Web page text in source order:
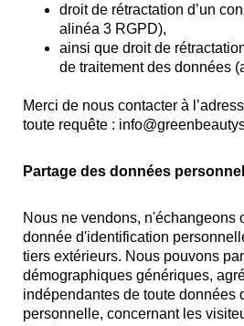
droit de rétractation d’un
alinéa 3 RGPD),
ainsi que droit de
de traitement des données
Merci de nous contacter à
toute requête :
Partage des données
Nous ne vendons, n'échangeons
donnée d'identification
tiers extérieurs. Nous pouvons
démographiques génériques,
indépendantes de toute données
personnelle, concernant les